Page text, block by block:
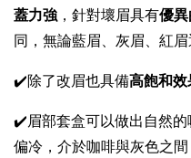
蓋力強 ，針對壞眉具有優
同，無論藍眉、灰眉、紅眉
✔️除了改眉也具備高飽和效
✔️眉部套盒可以做出自然
偏冷，介於咖啡與灰色之